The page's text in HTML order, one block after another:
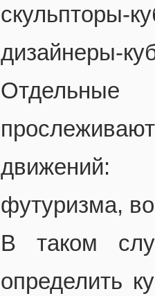
скульпторы-
дизайнеры-
Отдельные
движений:
футуризма,
В таком
определить